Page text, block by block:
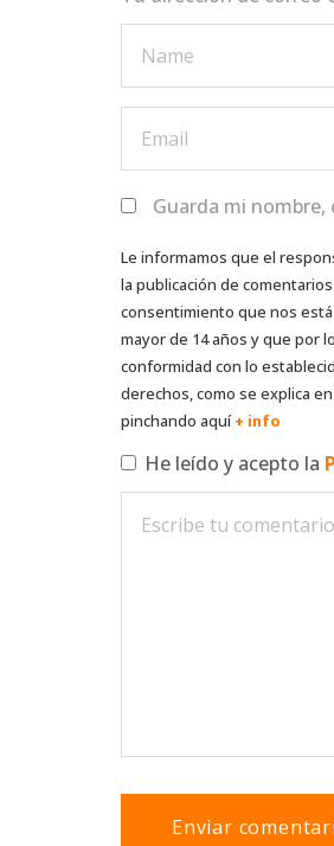
Guarda mi
Le informamos que el
la publicación de
consentimiento que nos
mayor de 14 años y que por
conformidad con lo
derechos, como se explica
pinchando aquí+ info
He leído y acepto la